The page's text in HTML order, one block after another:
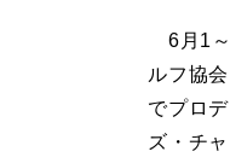
6月1～
ルフ協
でプロ
ズ・チ